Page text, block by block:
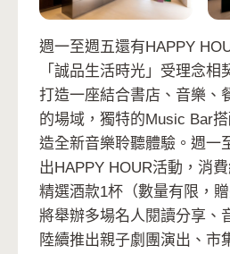
週一至週五還有HAPPY
「誠品生活時光」受理念相
打造一座結合書店、音樂、
的場域，獨特的Music Bar
造全新音樂聆聽體驗。週一
出HAPPY HOUR活動，消
精選酒款1杯（數量有限，
將舉辦多場名人閱讀分享、
陸續推出親子劇團演出、市